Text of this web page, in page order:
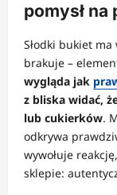
pomysł na
Słodki bukiet
brakuje –
wygląda jak
z bliska widać,
lub cukierków.
odkrywa
wywołuje
sklepie: